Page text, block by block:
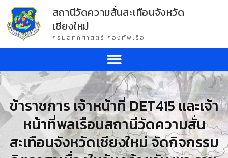
สถานีวัดความสั่นสะเทือนจังหวัด
เชียงใหม่
กรมอุทกศาสตร์ กองทัพเรือ
ข้าราชการ เจ้าหน้าที่ DET415 และเจ้า
หน้าที่พลเรือนสถานีวัดความสั่น
สะเทือนจังหวัดเชียงใหม่ จัดกิจกรรม